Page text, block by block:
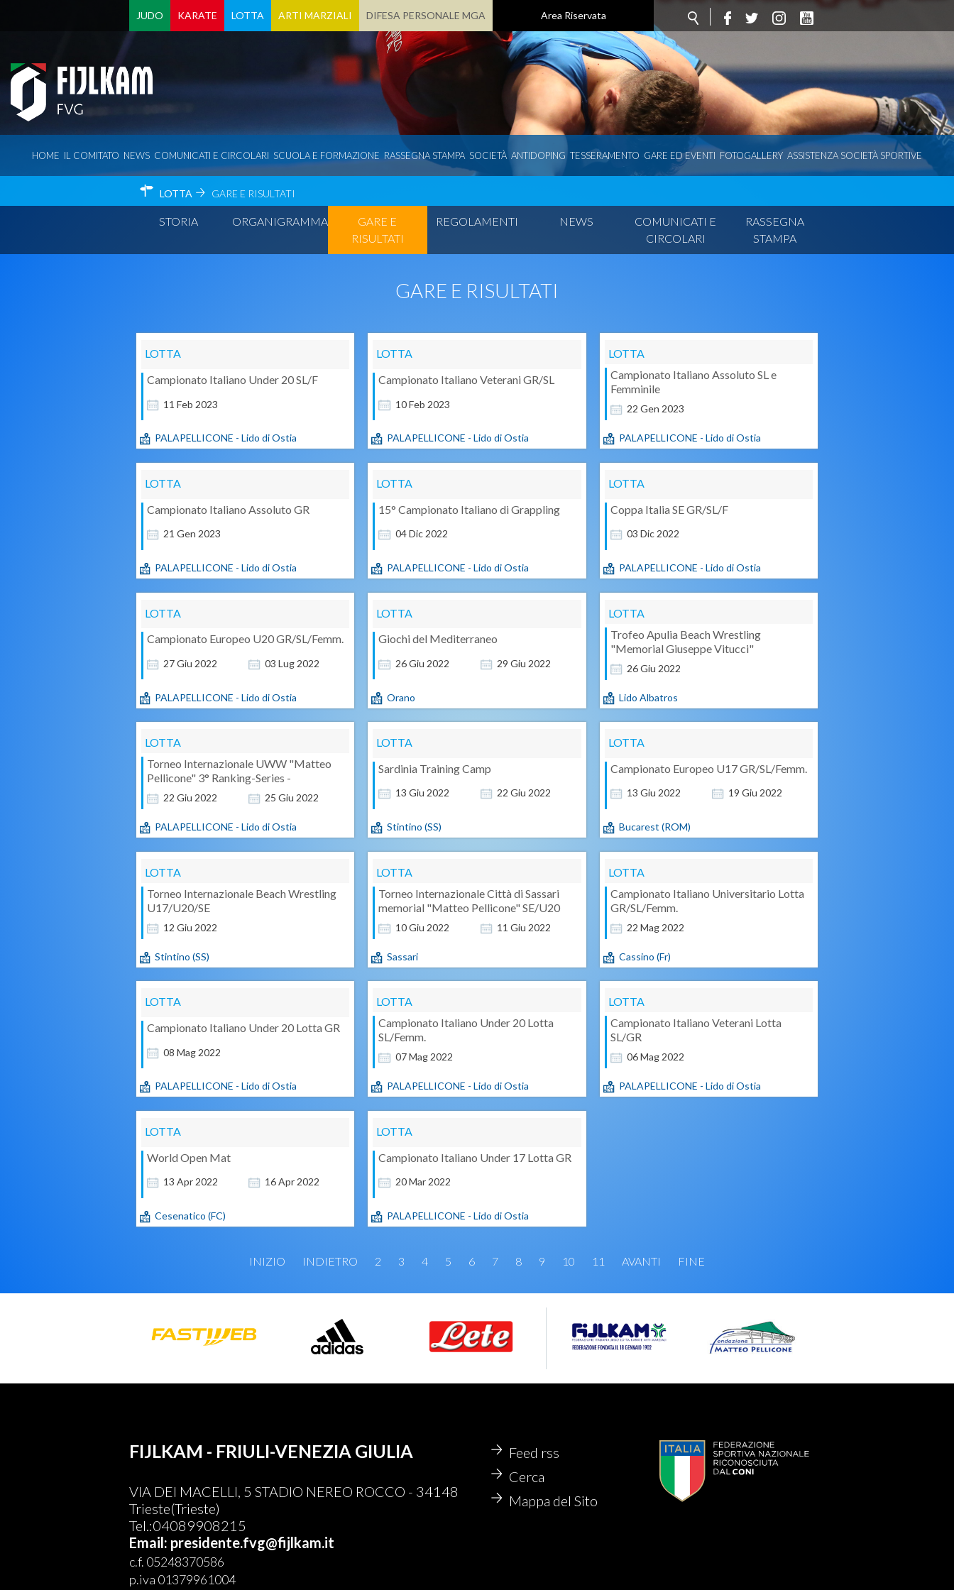
JUDO KARATE LOTTA ARTI MARZIALI DIFESA PERSONALE MGA Area Riservata
HOME IL COMITATO NEWS COMUNICATI E CIRCOLARI SCUOLA E FORMAZIONE RASSEGNA STAMPA SOCIETÀ ANTIDOPING TESSERAMENTO GARE ED EVENTI FOTOGALLERY ASSISTENZA SOCIETÀ SPORTIVE
LOTTA GARE E RISULTATI
STORIA ORGANIGRAMMA
GARE E
RISULTATI
REGOLAMENTI NEWS
COMUNICATI E
CIRCOLARI
RASSEGNA
STAMPA
GARE E RISULTATI
LOTTA
11 Feb 2023
Campionato Italiano Under 20 SL/F
PALAPELLICONE - Lido di Ostia
LOTTA
10 Feb 2023
Campionato Italiano Veterani GR/SL
PALAPELLICONE - Lido di Ostia
LOTTA
22 Gen 2023
Campionato Italiano Assoluto SL e
Femminile
PALAPELLICONE - Lido di Ostia
LOTTA
21 Gen 2023
Campionato Italiano Assoluto GR
PALAPELLICONE - Lido di Ostia
LOTTA
04 Dic 2022
15° Campionato Italiano di Grappling
PALAPELLICONE - Lido di Ostia
LOTTA
03 Dic 2022
Coppa Italia SE GR/SL/F
PALAPELLICONE - Lido di Ostia
LOTTA
27Giu 2022 03 Lug 2022
Campionato Europeo U20 GR/SL/Femm.
PALAPELLICONE - Lido di Ostia
LOTTA
26 Giu 2022 29 Giu 2022
Giochi del Mediterraneo
Orano
LOTTA
26Giu 2022
Trofeo Apulia Beach Wrestling
"Memorial Giuseppe Vitucci"
Lido Albatros
LOTTA
22 Giu 2022 25 Giu 2022
Torneo Internazionale UWW "Matteo
Pellicone" 3° Ranking-Series -
PALAPELLICONE - Lido di Ostia
LOTTA
13 Giu 2022 22 Giu 2022
Sardinia Training Camp
Stintino (SS)
LOTTA
13 Giu 2022 19 Giu 2022
Campionato Europeo U17 GR/SL/Femm.
Bucarest (ROM)
LOTTA
12 Giu 2022
Torneo Internazionale Beach Wrestling
U17/U20/SE
Stintino (SS)
LOTTA
10 Giu 2022 11 Giu 2022
Torneo Internazionale Città di Sassari
memorial "Matteo Pellicone" SE/U20
Sassari
LOTTA
22 Mag 2022
Campionato Italiano Universitario Lotta
GR/SL/Femm.
Cassino (Fr)
LOTTA
08 Mag 2022
Campionato Italiano Under 20 Lotta GR
PALAPELLICONE - Lido di Ostia
LOTTA
07 Mag 2022
Campionato Italiano Under 20 Lotta
SL/Femm.
PALAPELLICONE - Lido di Ostia
LOTTA
06Mag 2022
Campionato Italiano Veterani Lotta
SL/GR
PALAPELLICONE - Lido di Ostia
LOTTA
13 Apr 2022 16Apr 2022
World Open Mat
Cesenatico (FC)
LOTTA
20 Mar 2022
Campionato Italiano Under 17 Lotta GR
PALAPELLICONE - Lido di Ostia
INIZIO INDIETRO 2 3 4 5 6 7 8 9 10 11 AVANTI FINE
FIJLKAM - FRIULI-VENEZIA GIULIA
VIA DEI MACELLI, 5 STADIO NEREO ROCCO - 34148
Trieste(Trieste)
Tel.:04089908215
Email: presidente.fvg@fijlkam.it
c.f. 05248370586
p.iva 01379961004
Feed rss
Cerca
Mappa del Sito